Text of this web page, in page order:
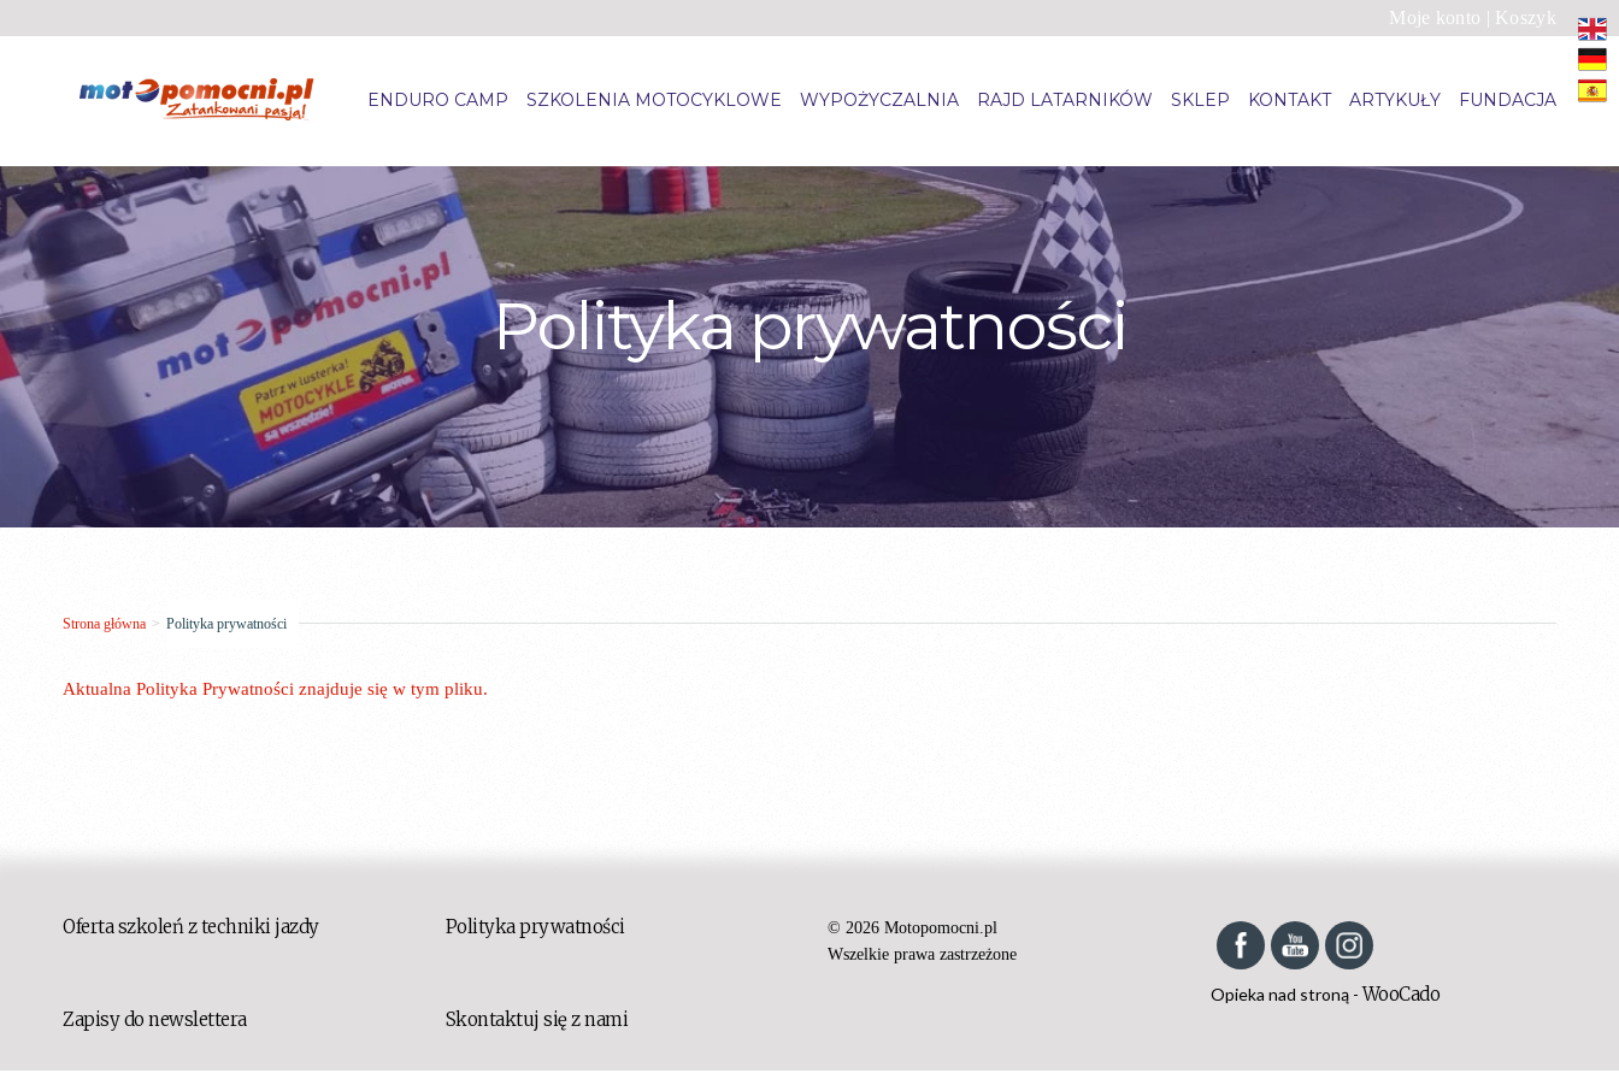
Moje konto | Koszyk
ENDURO CAMP SZKOLENIA MOTOCYKLOWE WYPOŻYCZALNIA RAJD LATARNIKÓW SKLEP KONTAKT ARTYKUŁY FUNDACJA
Polityka prywatności
Strona główna > Polityka prywatności
Aktualna Polityka Prywatności znajduje się w tym pliku.
Oferta szkoleń z techniki jazdy
Zapisy do newslettera
Polityka prywatności
Skontaktuj się z nami
© 2026 Motopomocni.pl
Wszelkie prawa zastrzeżone
Opieka nad stroną -WooCado